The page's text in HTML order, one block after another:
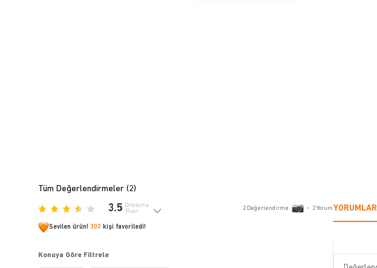
Tüm Değerlendirmeler (2)
3.5 Ortalama
Puan
2Değerlendirme • 2Yorum
Sevilen ürün!302 kişi favoriledi!
Konuya Göre Filtrele
YORUMLAR